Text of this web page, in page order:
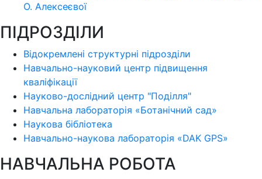
О. Алексеєвої
ПІДРОЗДІЛИ
Відокремлені структурні підрозділи
Навчально-науковий центр підвищення
кваліфікації
Науково-дослідний центр "Поділля"
Навчальна лабораторія «Ботанічний сад»
Наукова бібліотека
Навчально-наукова лабораторія «DAK GPS»
НАВЧАЛЬНА РОБОТА